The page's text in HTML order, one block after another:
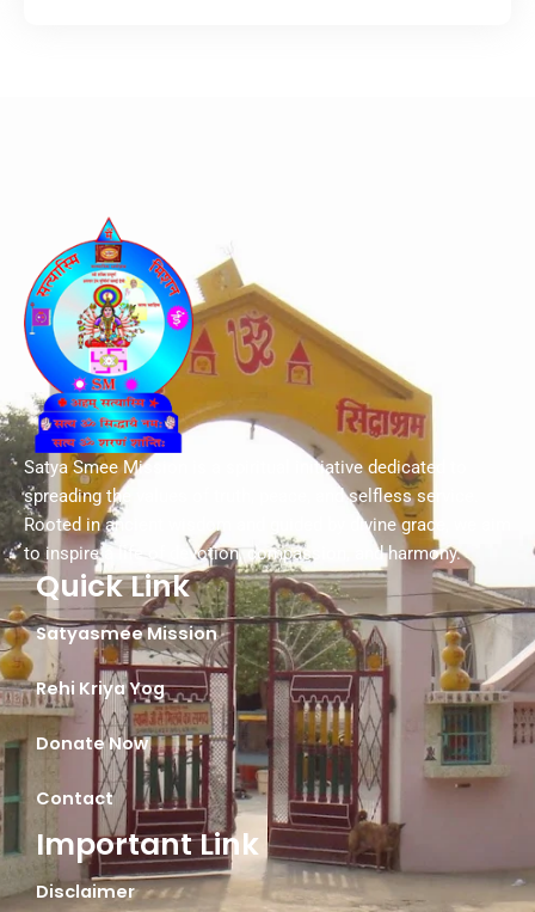
Satya Smee Mission is a spiritual initiative dedicated to
spreading the values of truth, peace, and selfless service.
Rooted in ancient wisdom and guided by divine grace, we aim
to inspire a life of devotion, compassion, and harmony.
Quick Link
Satyasmee Mission
Rehi Kriya Yog
Donate Now
Contact
Important Link
Disclaimer